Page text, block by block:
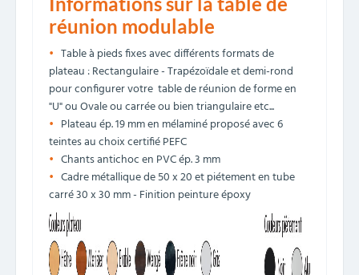
réunion modulable
Table à pieds fixes avec différents formats de
plateau : Rectangulaire - Trapézoïdale et demi-rond
pour configurer votre table de réunion de forme en
"U" ou Ovale ou carrée ou bien triangulaire etc...
Plateau ép. 19 mm en mélaminé proposé avec 6
teintes au choix certifié PEFC
Chants antichoc en PVC ép. 3 mm
Cadre métallique de 50 x 20 et piétement en tube
carré 30 x 30 mm - Finition peinture époxy